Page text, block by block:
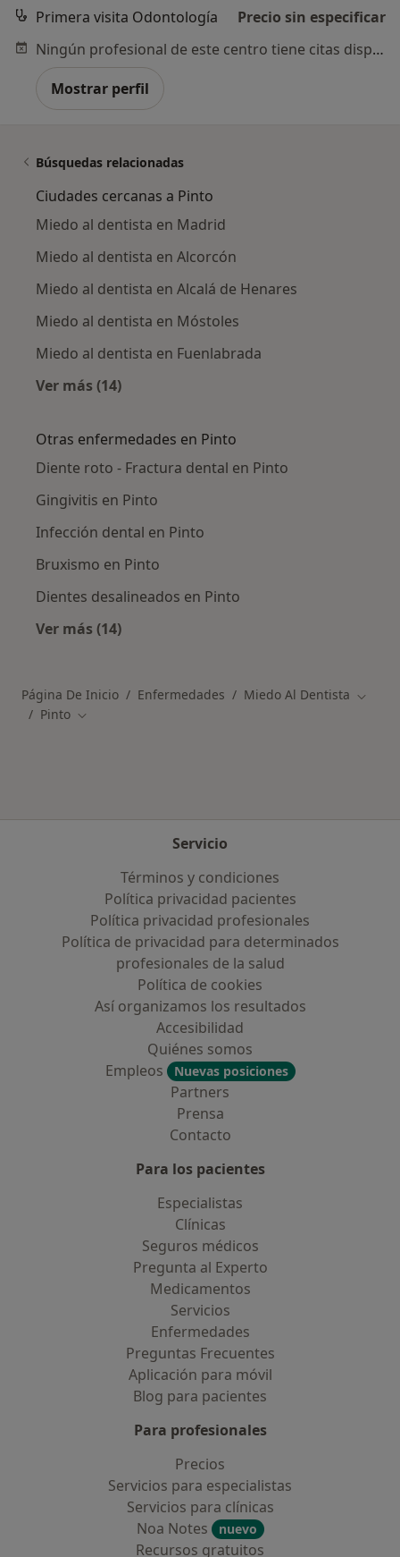
Primera visita Odontología
Precio sin especificar
Ningún profesional de este centro tiene citas disponibles
Mostrar perfil
Búsquedas relacionadas
Ciudades cercanas a Pinto
Miedo al dentista en Madrid
Miedo al dentista en Alcorcón
Miedo al dentista en Alcalá de Henares
Miedo al dentista en Móstoles
Miedo al dentista en Fuenlabrada
Ver más (14)
Otras enfermedades en Pinto
Diente roto - Fractura dental en Pinto
Gingivitis en Pinto
Infección dental en Pinto
Bruxismo en Pinto
Dientes desalineados en Pinto
Ver más (14)
Página De Inicio Enfermedades Miedo Al Dentista
Pinto Cambiar de ciudad
Servicio
Términos y condiciones
Política privacidad pacientes
Política privacidad profesionales
Política de privacidad para determinados
profesionales de la salud
Política de cookies
Así organizamos los resultados
Accesibilidad
Quiénes somos
Empleos
Nuevas posiciones
Partners
Prensa
Contacto
Para los pacientes
Especialistas
Clínicas
Seguros médicos
Pregunta al Experto
Medicamentos
Servicios
Enfermedades
Preguntas Frecuentes
Aplicación para móvil
Blog para pacientes
Para profesionales
Precios
Servicios para especialistas
Servicios para clínicas
Noa Notes
nuevo
Recursos gratuitos